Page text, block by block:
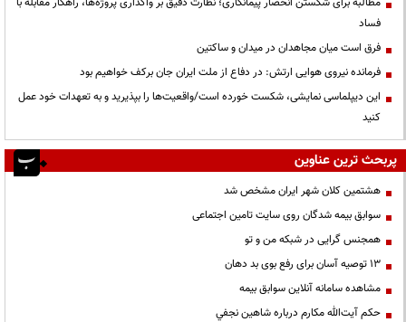
فساد
فرق است میان مجاهدان در میدان و ساکتین
فرمانده نیروی هوایی ارتش: در دفاع از ملت ایران جان برکف خواهیم بود
این دیپلماسی نمایشی، شکست خورده است/واقعیت‌ها را بپذیرید و به تعهدات خود عمل
کنید
پربحث ترین عناوین
هشتمین کلان شهر ایران مشخص شد
سوابق بیمه شدگان روی سایت تامین اجتماعی
همجنس گرایی در شبکه من و تو
13 توصیه آسان برای رفع بوی بد دهان
مشاهده سامانه آنلاين سوابق بیمه
حكم آيت‌الله مكارم درباره شاهين نجفي